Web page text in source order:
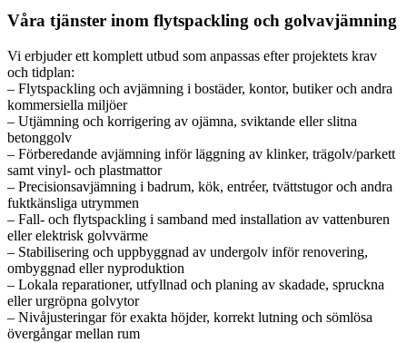
Våra tjänster inom flytspackling och golvavjämning
Vi erbjuder ett komplett utbud som anpassas efter projektets krav
och tidplan:
– Flytspackling och avjämning i bostäder, kontor, butiker och andra
kommersiella miljöer
– Utjämning och korrigering av ojämna, sviktande eller slitna
betonggolv
– Förberedande avjämning inför läggning av klinker, trägolv/parkett
samt vinyl- och plastmattor
– Precisionsavjämning i badrum, kök, entréer, tvättstugor och andra
fuktkänsliga utrymmen
– Fall- och flytspackling i samband med installation av vattenburen
eller elektrisk golvvärme
– Stabilisering och uppbyggnad av undergolv inför renovering,
ombyggnad eller nyproduktion
– Lokala reparationer, utfyllnad och planing av skadade, spruckna
eller urgröpna golvytor
– Nivåjusteringar för exakta höjder, korrekt lutning och sömlösa
övergångar mellan rum